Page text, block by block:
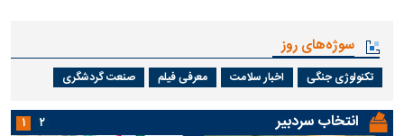
سوژه‌های روز
تکنولوژی جنگی اخبار سلامت معرفی فیلم صنعت گردشگری
انتخاب سردبیر ۱ ۲